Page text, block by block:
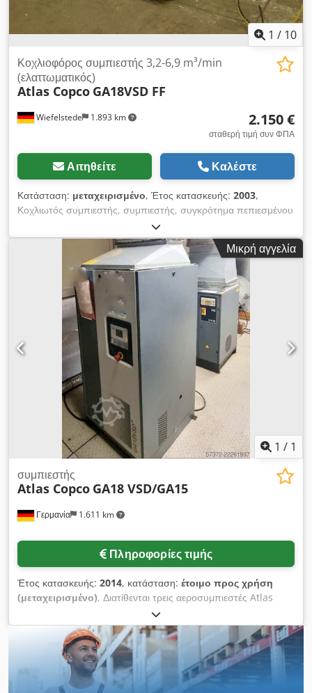
1 / 10
Wiefelstede 1.893 km
Κοχλιοφόρος συμπιεστής 3,2-6,9 m³/min
(ελαττωματικός)
Atlas Copco GA18VSD FF
2.150 €
σταθερή τιμή συν ΦΠΑ
Αιτηθείτε Καλέστε
Κατάσταση: μεταχειρισμένο, Έτος κατασκευής: 2003,
Κοχλιωτός συμπιεστής, συμπιεστής, συγκρότημα πεπιεσμένου
αέρα, σταθερός συμπιεστής πεπιεσμένου αέρα -Παράδοση
στην υφιστάμενη κατάσταση όπως επιθεωρήθηκε
-Ελαττωματικό, μη λειτουργικό, πρόβλημα: ο μετατροπέας
συχνότητας δεν επικοινωνεί με το λογισμικό -Παροχή: 3,2-6,9
m³/min -Ισχύς κινητήρα: 18-24 kW -Κατασκευή: καλυμμένη
-Μέγιστη πίεση: 12,75 bar -Ώρες λειτουργίας: 108252 ώρες
-Ώρες φορτίου: 30754 ώρες Credpjhabk Defx Amksf -Έτος
κατασκευής: 2003 -Διαστάσεις: 1850/850/Υ1900 mm -Βάρος:
592 kg
Μικρή αγγελία
1 / 1
Γερμανία 1.611 km
συμπιεστής
Atlas Copco GA18 VSD/GA15
Πληροφορίες τιμής
Έτος κατασκευής: 2014, κατάσταση: έτοιμο προς χρήση
(μεταχειρισμένο), Διατίθενται τρεις αεροσυμπιεστές Atlas
Copco. 1) Κοχλιωτός αεροσυμπιεστής λαδιού Atlas Copco
GA18 VSD, έτος κατασκευής: 2014, μέγιστη πίεση λειτουργίας:
13bar, ισχύς: 18kW, μέγιστη παροχή αέρα: 216m³/h,
διαστάσεις μηχανήματος (Μ/Π/Υ): περ.
1300mm/900mm/1500mm, βάρος: περ. 550kg, ώρες
λειτουργίας: περ. 69000h. 2) Κοχλιωτός αεροσυμπιεστής